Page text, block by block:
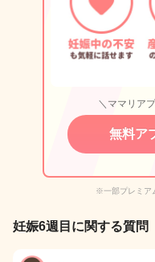
＼ママリア
無料ア
※一部プレミア
妊娠6週目に関する質問